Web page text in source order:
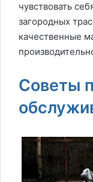
чувствовать
загородных
качественные
Советы